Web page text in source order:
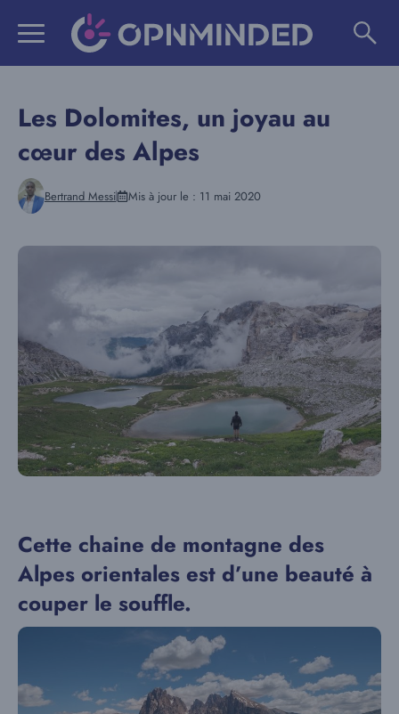
Les Dolomites, un joyau au
cœur des Alpes
Bertrand Messi Mis à jour le : 11 mai 2020
Cette chaine de montagne des
Alpes orientales est d’une beauté à
couper le souffle.